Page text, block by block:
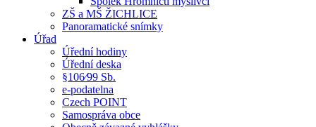
ZŠ a MŠ ŽICHLICE
Panoramatické snímky
Úřad
Úřední hodiny
Úřední deska
§106⁄99 Sb.
e-podatelna
Czech POINT
Samospráva obce